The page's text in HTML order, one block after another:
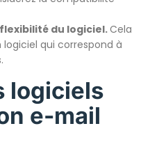
du logiciel.Cela
qui correspond à
logiciels
e-mail